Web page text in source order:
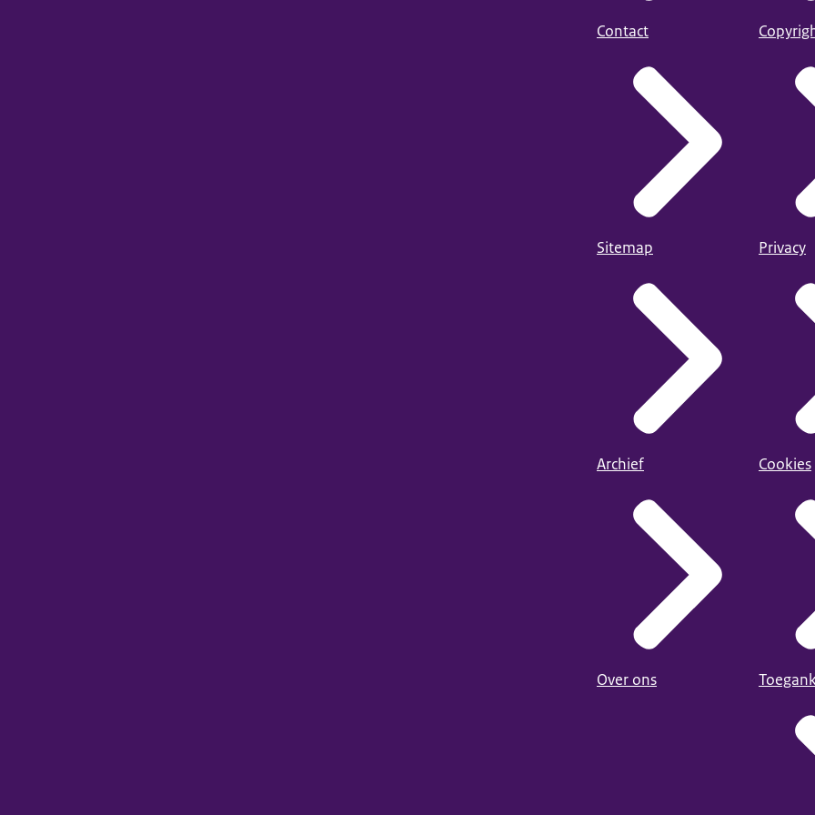
‘positief’ (3,50-4,49) en ‘zeer positief’ (4,50-5,00). Als van de items per split-run-
geconstrueerd, zijn de Cronbach’s alpha’s 0,87 en 0,87.
Transgender personen moeten hun leven kunnen leiden zoals zij dat willen.
Als mijn partner zou vertellen dat diegene transgender is, verbreek ik de relatie.
Ik verbreek de vriendschap met iemand als blijkt dat diegene transgender is.
Tegenwoordig zijn meer mensen transgender. Ik vind het een modeverschijnsel
Transgender personen moeten over hun eigen lichaam kunnen beslissen.
Ik zou het een probleem vinden als mijn kind op school les krijgt van een
Ik ga liever niet om met mensen die transgender zijn.
Ik zou geen relatie willen hebben met een transgender persoon.
Contact
Sitemap
Archief
Over ons
Privacy
Cookies